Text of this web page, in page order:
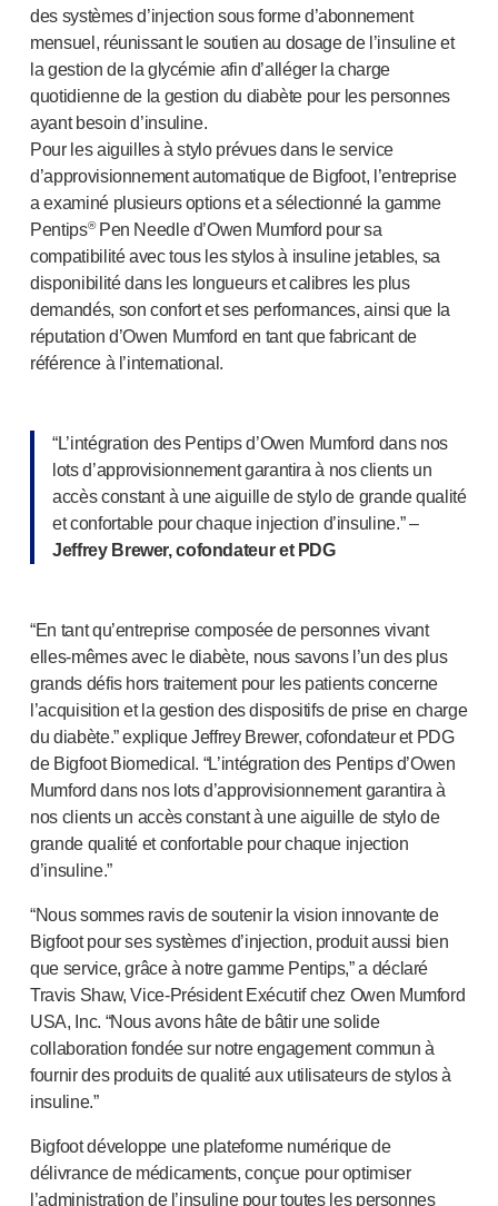
Outillage, technique et développement
Recherche et développement
Capacités de recherche et développement
Conception axée sur le patient
Gestion de projet
Partenariats
Services de qualité et de conformité réglementaire
Services de conception de dispositifs
Durabilité
B Corp
UN Global Compact Sponsorship
Développement de Witney
Innovate UK
Ressources
Presse
Événements
A propos de nous
Contactez-nous
des systèmes d’injection sous forme d’abonnement
mensuel, réunissant le soutien au dosage de l’insuline et
la gestion de la glycémie afin d’alléger la charge
quotidienne de la gestion du diabète pour les personnes
ayant besoin d’insuline.
Pour les aiguilles à stylo prévues dans le service
d’approvisionnement automatique de Bigfoot, l’entreprise
a examiné plusieurs options et a sélectionné la gamme
Pentips®Pen Needle d’Owen Mumford pour sa
compatibilité avec tous les stylos à insuline jetables, sa
disponibilité dans les longueurs et calibres les plus
demandés, son confort et ses performances, ainsi que la
réputation d’Owen Mumford en tant que fabricant de
référence à l’international.
“L’intégration des Pentips d’Owen Mumford dans nos
lots d’approvisionnement garantira à nos clients un
accès constant à une aiguille de stylo de grande qualité
et confortable pour chaque injection d’insuline.” –
Jeffrey Brewer, cofondateur et PDG
“En tant qu’entreprise composée de personnes vivant
elles-mêmes avec le diabète, nous savons l’un des plus
grands défis hors traitement pour les patients concerne
l’acquisition et la gestion des dispositifs de prise en charge
du diabète.” explique Jeffrey Brewer, cofondateur et PDG
de Bigfoot Biomedical. “L’intégration des Pentips d’Owen
Mumford dans nos lots d’approvisionnement garantira à
nos clients un accès constant à une aiguille de stylo de
grande qualité et confortable pour chaque injection
d’insuline.”
“Nous sommes ravis de soutenir la vision innovante de
Bigfoot pour ses systèmes d’injection, produit aussi bien
que service, grâce à notre gamme Pentips,” a déclaré
Travis Shaw,Vice-Président Exécutif chez Owen Mumford
USA, Inc. “Nous avons hâte de bâtir une solide
collaboration fondée sur notre engagement commun à
fournir des produits de qualité aux utilisateurs de stylos à
insuline.”
Bigfoot développe une plateforme numérique de
délivrance de médicaments, conçue pour optimiser
l’administration de l’insuline pour toutes les personnes